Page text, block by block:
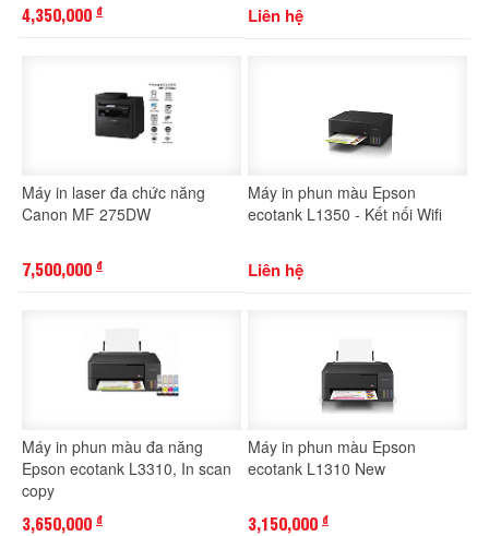
4,350,000 đ Liên hệ
Máy in laser đa chức năng
Canon MF 275DW
7,500,000 đ
Máy in phun màu Epson
ecotank L1350 - Kết nối Wifi
Liên hệ
Máy in phun màu đa năng
Epson ecotank L3310, In scan
copy
3,650,000 đ
Máy in phun màu Epson
ecotank L1310 New
3,150,000 đ